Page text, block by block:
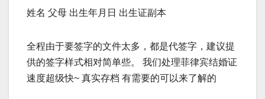
姓名 父母 出生年月日 出生证副本
全程由于要签字的文件太多，都是代签字，建议提
供的签字样式相对简单些。 我们处理菲律宾结婚证
速度超级快~ 真实存档 有需要的可以来了解的